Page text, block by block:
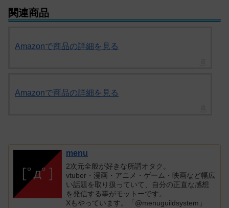
関連商品
Amazonで商品の詳細を見る
Amazonで商品の詳細を見る
menu
2次元全般が好きな所謂オタク。
vtuber・漫画・アニメ・ゲーム・映画など幅広
い話題を取り扱っていて、自分の正直な感想
を発信する事がモットーです。
Xもやっています。「@menuguildsystem」